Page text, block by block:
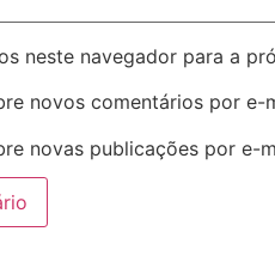
neste navegador para a
novos comentários por e-
novas publicações por e-